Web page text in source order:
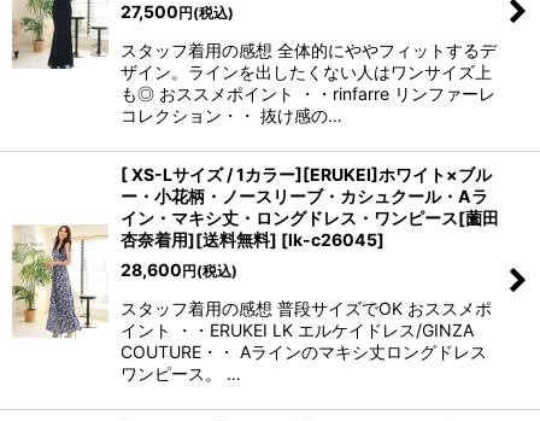
27,500円(税込)
スタッフ着用の感想 全体的にややフィットするデ
ザイン。ラインを出したくない人はワンサイズ上
も◎ おススメポイント ・・rinfarre リンファーレ
コレクション・・ 抜け感の…
[ XS-Lサイズ / 1カラー][ERUKEI]ホワイト×ブル
ー・小花柄・ノースリーブ・カシュクール・Aラ
イン・マキシ丈・ロングドレス・ワンピース[薗田
杏奈着用][送料無料] [lk-c26045]
28,600円(税込)
スタッフ着用の感想 普段サイズでOK おススメポ
イント ・・ERUKEI LK エルケイドレス/GINZA
COUTURE・・ Aラインのマキシ丈ロングドレス
ワンピース。 …